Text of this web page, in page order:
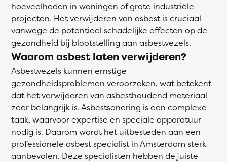
hoeveelheden in woningen of grote industriële
projecten. Het verwijderen van asbest is cruciaal
vanwege de potentieel schadelijke effecten op de
gezondheid bij blootstelling aan asbestvezels.
Waarom asbest laten verwijderen?
Asbestvezels kunnen ernstige
gezondheidsproblemen veroorzaken, wat betekent
dat het verwijderen van asbesthoudend materiaal
zeer belangrijk is. Asbestsanering is een complexe
taak, waarvoor expertise en speciale apparatuur
nodig is. Daarom wordt het uitbesteden aan een
professionele asbest specialist in Amsterdam sterk
aanbevolen. Deze specialisten hebben de juiste